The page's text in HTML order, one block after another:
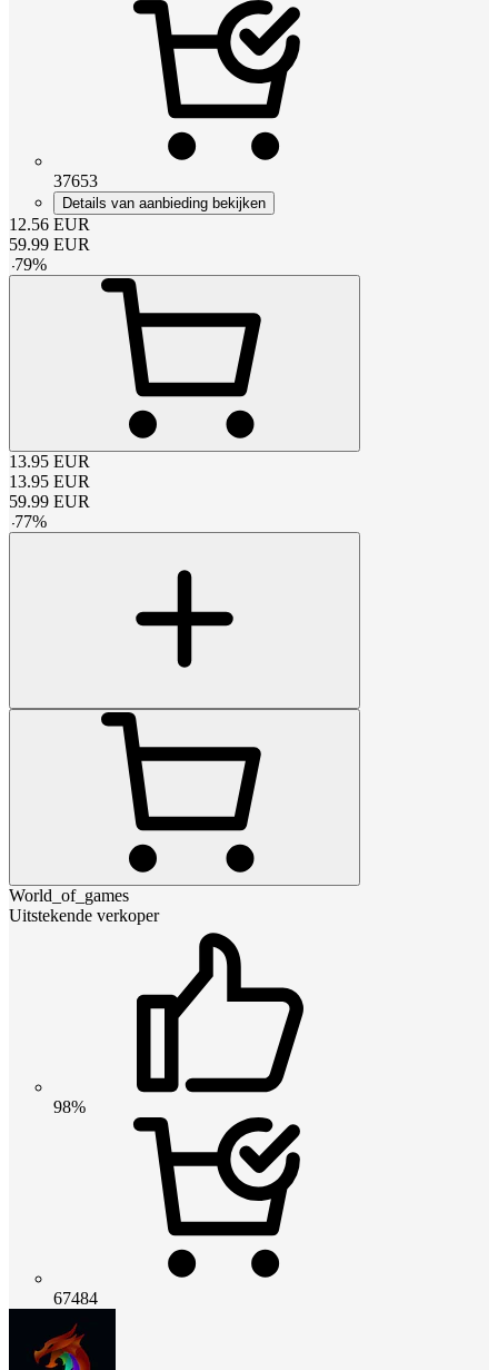
37653
Details van aanbieding bekijken
12.56 EUR
59.99 EUR
-79%
13.95 EUR
13.95 EUR
59.99 EUR
-77%
World_of_games
Uitstekende verkoper
98%
67484